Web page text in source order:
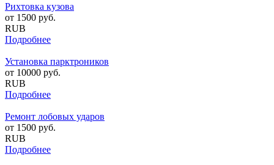
Рихтовка кузова
от 1500 руб.
RUB
Подробнее
Установка парктроников
от 10000 руб.
RUB
Подробнее
Ремонт лобовых ударов
от 1500 руб.
RUB
Подробнее